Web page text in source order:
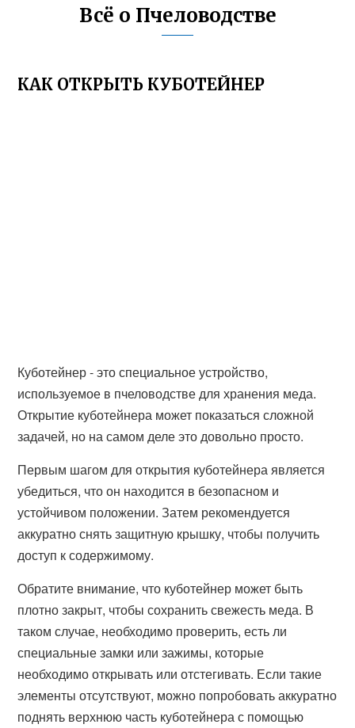
Всё о Пчеловодстве
КАК ОТКРЫТЬ КУБОТЕЙНЕР
Куботейнер - это специальное устройство,
используемое в пчеловодстве для хранения меда.
Открытие куботейнера может показаться сложной
задачей, но на самом деле это довольно просто.
Первым шагом для открытия куботейнера является
убедиться, что он находится в безопасном и
устойчивом положении. Затем рекомендуется
аккуратно снять защитную крышку, чтобы получить
доступ к содержимому.
Обратите внимание, что куботейнер может быть
плотно закрыт, чтобы сохранить свежесть меда. В
таком случае, необходимо проверить, есть ли
специальные замки или зажимы, которые
необходимо открывать или отстегивать. Если такие
элементы отсутствуют, можно попробовать аккуратно
поднять верхнюю часть куботейнера с помощью